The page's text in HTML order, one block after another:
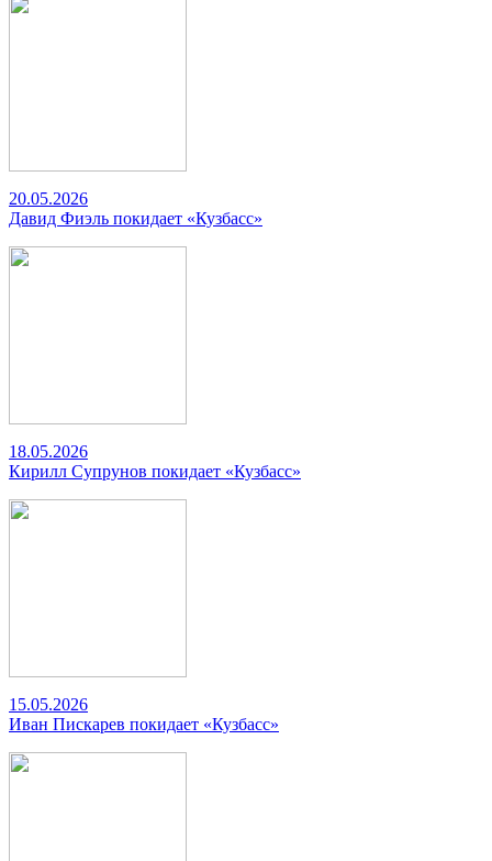
20.05.2026
Давид Фиэль покидает «Кузбасс»
18.05.2026
Кирилл Супрунов покидает «Кузбасс»
15.05.2026
Иван Пискарев покидает «Кузбасс»